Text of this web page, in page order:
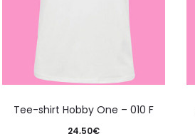
Tee-shirt Hobby One – 010 F
24,50€